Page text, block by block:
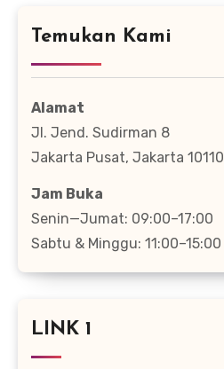
Temukan Kami
Alamat
Jl. Jend. Sudirman 8
Jakarta Pusat, Jakarta 10110
Jam Buka
Senin—Jumat: 09:00–17:00
Sabtu & Minggu: 11:00–15:00
LINK 1